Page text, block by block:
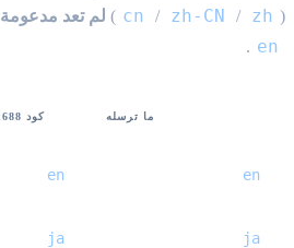
(
zh
/
zh-CN
/
cn
) لم تعد مدعومة
en
.
ما ترسله كود 1688
en
en
ja
ja